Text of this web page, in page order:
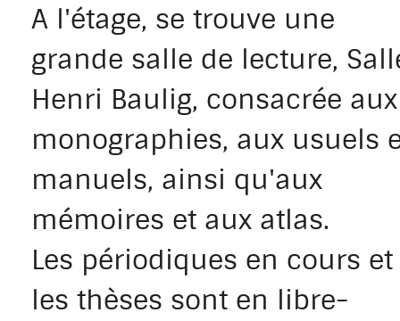
A l'étage, se trouve une
grande salle de lecture,
Henri Baulig, consacrée aux
monographies, aux usuels
manuels, ainsi qu'aux
mémoires et aux atlas.
Les périodiques en cours et
les thèses sont en libre-